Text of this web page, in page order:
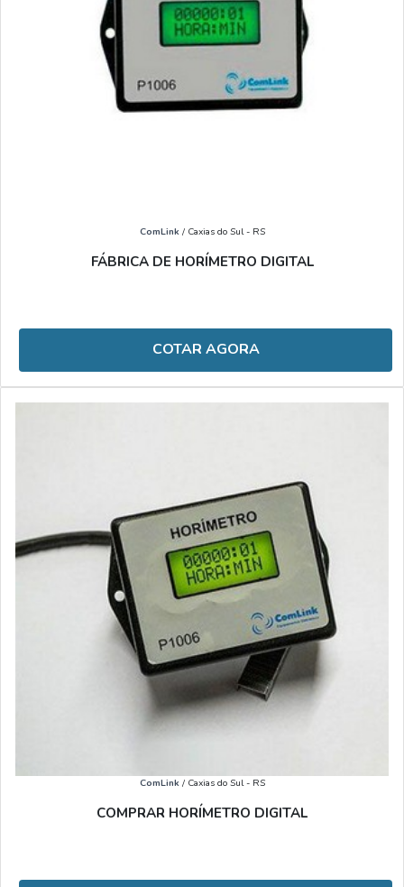
ComLink/ Caxias do Sul - RS
FÁBRICA DE HORÍMETRO DIGITAL
COTAR AGORA
ComLink/ Caxias do Sul - RS
COMPRAR HORÍMETRO DIGITAL